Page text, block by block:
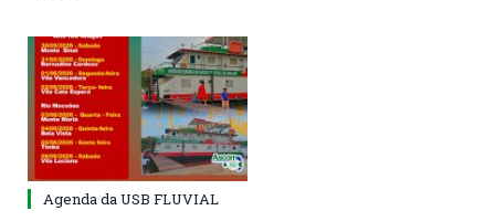
Agenda da USB FLUVIAL